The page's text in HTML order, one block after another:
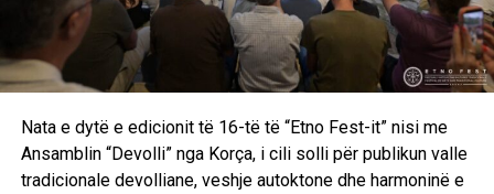
Nata e dytë e edicionit të 16-të të “Etno Fest-it” nisi me
Ansamblin “Devolli” nga Korça, i cili solli për publikun valle
tradicionale devolliane, veshje autoktone dhe harmoninë e